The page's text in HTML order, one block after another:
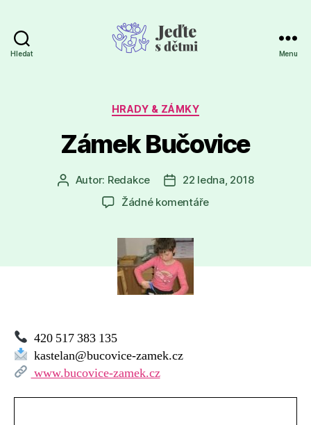
Hledat Menu
Rubriky
HRADY & ZÁMKY
Zámek Bučovice
Autor
příspěvku
Autor: Redakce
Datum
příspěvku
22 ledna, 2018
Žádné komentářeu
420 517 383 135
kastelan@bucovice-zamek.cz
www.bucovice-zamek.cz